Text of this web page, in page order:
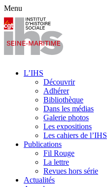
Menu
L’IHS
Découvrir
Adhérer
Bibliothèque
Dans les médias
Galerie photos
Les expositions
Les cahiers de l’IHS
Publications
Fil Rouge
La lettre
Revues hors série
Actualités